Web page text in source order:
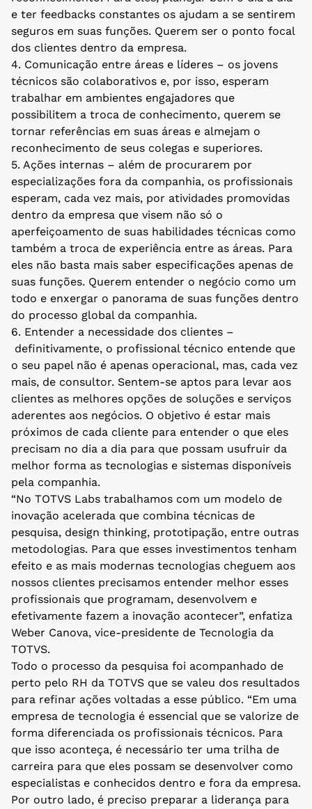
e ter feedbacks constantes os ajudam a se sentirem
seguros em suas funções. Querem ser o ponto focal
dos clientes dentro da empresa.
4. Comunicação entre áreas e líderes – os jovens
técnicos são colaborativos e, por isso, esperam
trabalhar em ambientes engajadores que
possibilitem a troca de conhecimento, querem se
tornar referências em suas áreas e almejam o
reconhecimento de seus colegas e superiores.
5. Ações internas – além de procurarem por
especializações fora da companhia, os profissionais
esperam, cada vez mais, por atividades promovidas
dentro da empresa que visem não só o
aperfeiçoamento de suas habilidades técnicas como
também a troca de experiência entre as áreas. Para
eles não basta mais saber especificações apenas de
suas funções. Querem entender o negócio como um
todo e enxergar o panorama de suas funções dentro
do processo global da companhia.
6. Entender a necessidade dos clientes –
definitivamente, o profissional técnico entende que
o seu papel não é apenas operacional, mas, cada vez
mais, de consultor. Sentem-se aptos para levar aos
clientes as melhores opções de soluções e serviços
aderentes aos negócios. O objetivo é estar mais
próximos de cada cliente para entender o que eles
precisam no dia a dia para que possam usufruir da
melhor forma as tecnologias e sistemas disponíveis
pela companhia.
“No TOTVS Labs trabalhamos com um modelo de
inovação acelerada que combina técnicas de
pesquisa, design thinking, prototipação, entre outras
metodologias. Para que esses investimentos tenham
efeito e as mais modernas tecnologias cheguem aos
nossos clientes precisamos entender melhor esses
profissionais que programam, desenvolvem e
efetivamente fazem a inovação acontecer”, enfatiza
Weber Canova, vice-presidente de Tecnologia da
TOTVS.
Todo o processo da pesquisa foi acompanhado de
perto pelo RH da TOTVS que se valeu dos resultados
para refinar ações voltadas a esse público. “Em uma
empresa de tecnologia é essencial que se valorize de
forma diferenciada os profissionais técnicos. Para
que isso aconteça, é necessário ter uma trilha de
carreira para que eles possam se desenvolver como
especialistas e conhecidos dentro e fora da empresa.
Por outro lado, é preciso preparar a liderança para